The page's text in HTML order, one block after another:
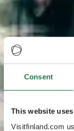
Consent
This website
Visitfinland.com